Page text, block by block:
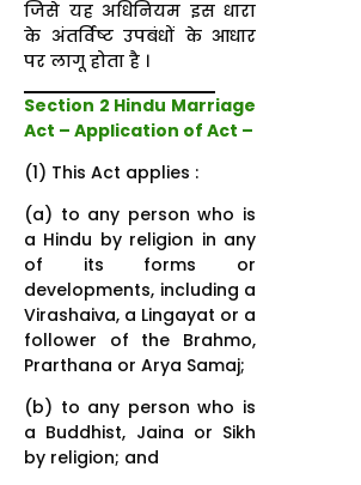
जिसे यह अधिनियम इस धारा
के अंतर्विष्ट उपबंधों के आधार
पर लागू होता है ।
Section 2 Hindu Marriage
Act – Application of Act –
(1) This Act applies :
(a) to any person who is
a Hindu by religion in any
of its forms or
developments, including a
Virashaiva, a Lingayat or a
follower of the Brahmo,
Prarthana or Arya Samaj;
(b) to any person who is
a Buddhist, Jaina or Sikh
by religion; and